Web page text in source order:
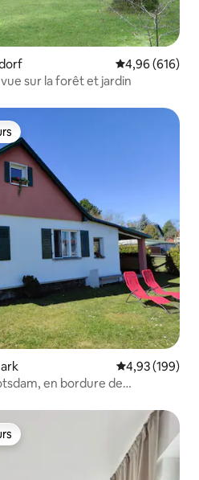
Évaluation
4,96 (616)
sur la forêt et jardin
plus appréciés
Évaluation
4,93 (199)
en bordure de
plus appréciés